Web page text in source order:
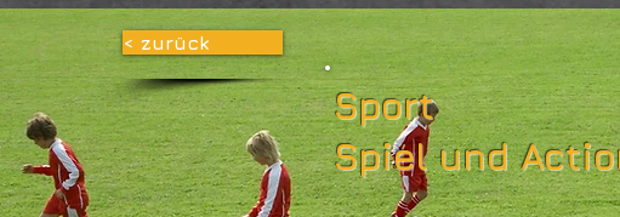
< zurück
Sport
Spiel und